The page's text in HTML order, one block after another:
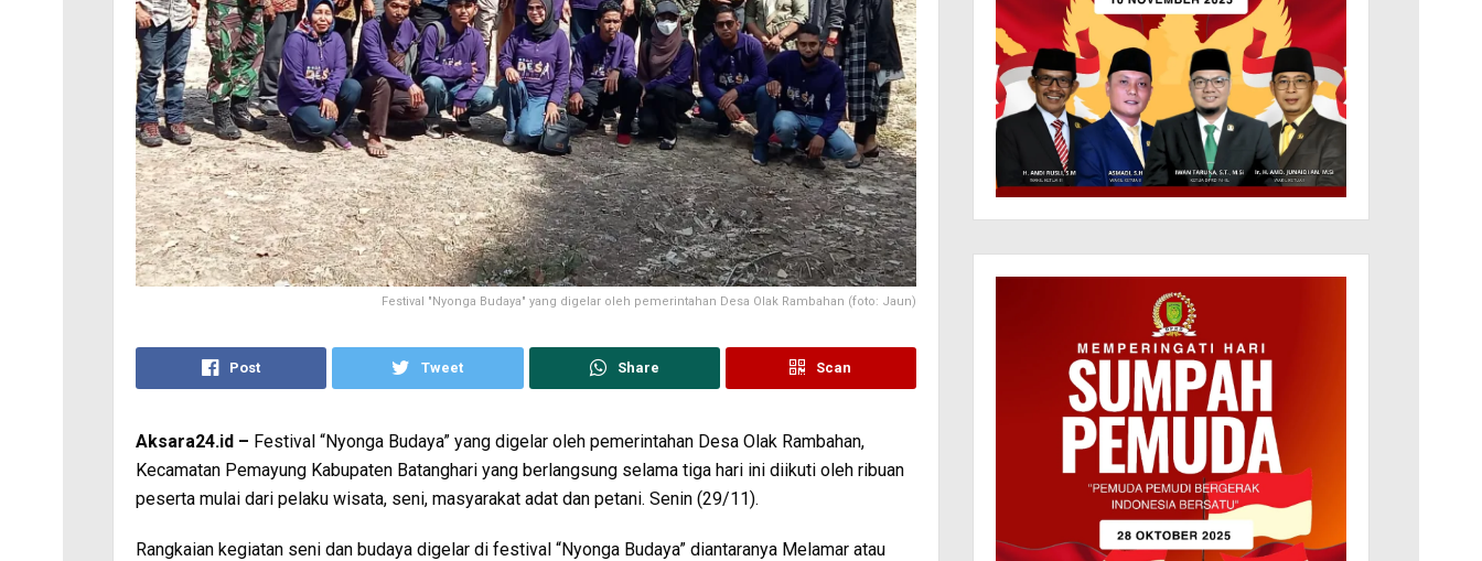
Festival "Nyonga Budaya" yang digelar oleh pemerintahan Desa Olak Rambahan (foto: Jaun)
Post Tweet Share Scan
Aksara24.id – Festival “Nyonga Budaya” yang digelar oleh pemerintahan Desa Olak Rambahan,
Kecamatan Pemayung Kabupaten Batanghari yang berlangsung selama tiga hari ini diikuti oleh ribuan
peserta mulai dari pelaku wisata, seni, masyarakat adat dan petani. Senin (29/11).
Rangkaian kegiatan seni dan budaya digelar di festival “Nyonga Budaya” diantaranya Melamar atau